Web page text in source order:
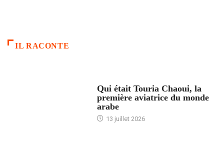
IL RACONTE
Qui était Touria Chaoui, la
première aviatrice du monde
arabe
13 juillet 2026